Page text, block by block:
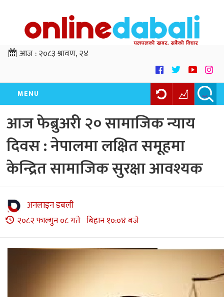
आज :२०८३ श्रावण, २४
MENU
आज फेब्रुअरी २० सामाजिक न्याय
दिवस : नेपालमा लक्षित समूहमा
केन्द्रित सामाजिक सुरक्षा आवश्यक
अनलाइन डबली
२०८२ फाल्गुन ०८ गते बिहान १०:०४ बजे